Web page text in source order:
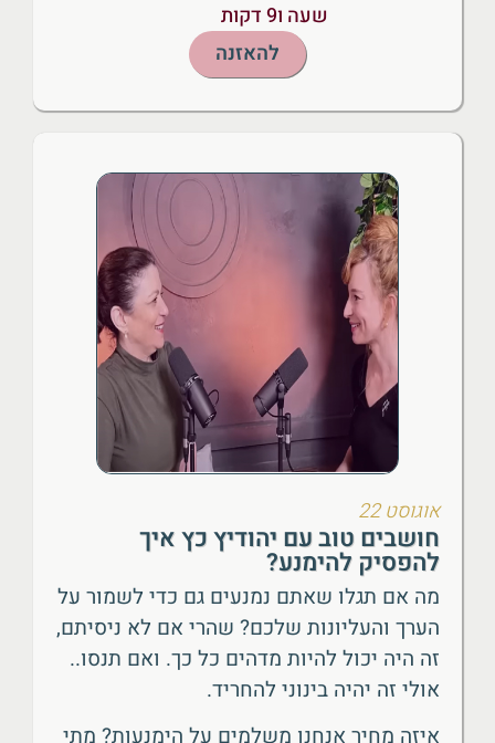
שעה ו9 דקות
להאזנה
אוגוסט 22
חושבים טוב עם יהודיץ כץ איך
להפסיק להימנע?
מה אם תגלו שאתם נמנעים גם כדי לשמור על
הערך והעליונות שלכם? שהרי אם לא ניסיתם,
זה היה יכול להיות מדהים כל כך. ואם תנסו..
אולי זה יהיה בינוני להחריד.
איזה מחיר אנחנו משלמים על הימנעות? מתי